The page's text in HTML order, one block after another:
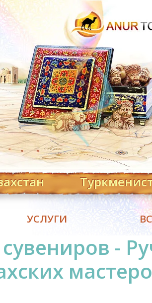
Central Asian Tour
УСЛУГИ
-